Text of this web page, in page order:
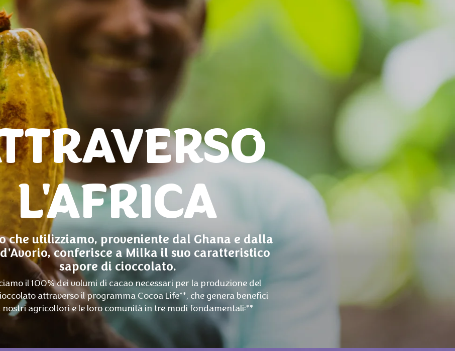
L'AFRICA
che utilizziamo, proveniente dal Ghana e dalla
conferisce a Milka il suo caratteristico
sapore di cioccolato.
il 100% dei volumi di cacao necessari per la produzione del
attraverso il programma Cocoa Life**, che genera benefici
nostri agricoltori e le loro comunità in tre modi fondamentali:**